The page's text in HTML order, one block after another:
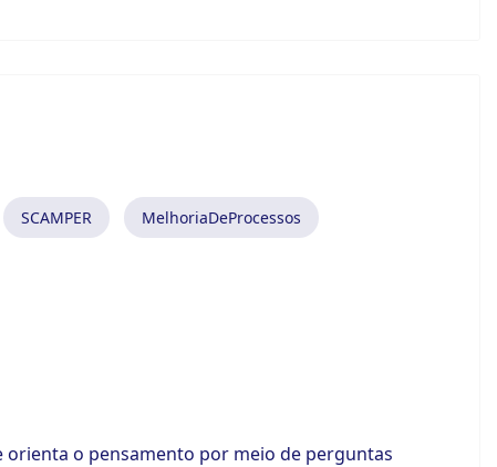
SCAMPER MelhoriaDeProcessos
o pensamento por meio de perguntas